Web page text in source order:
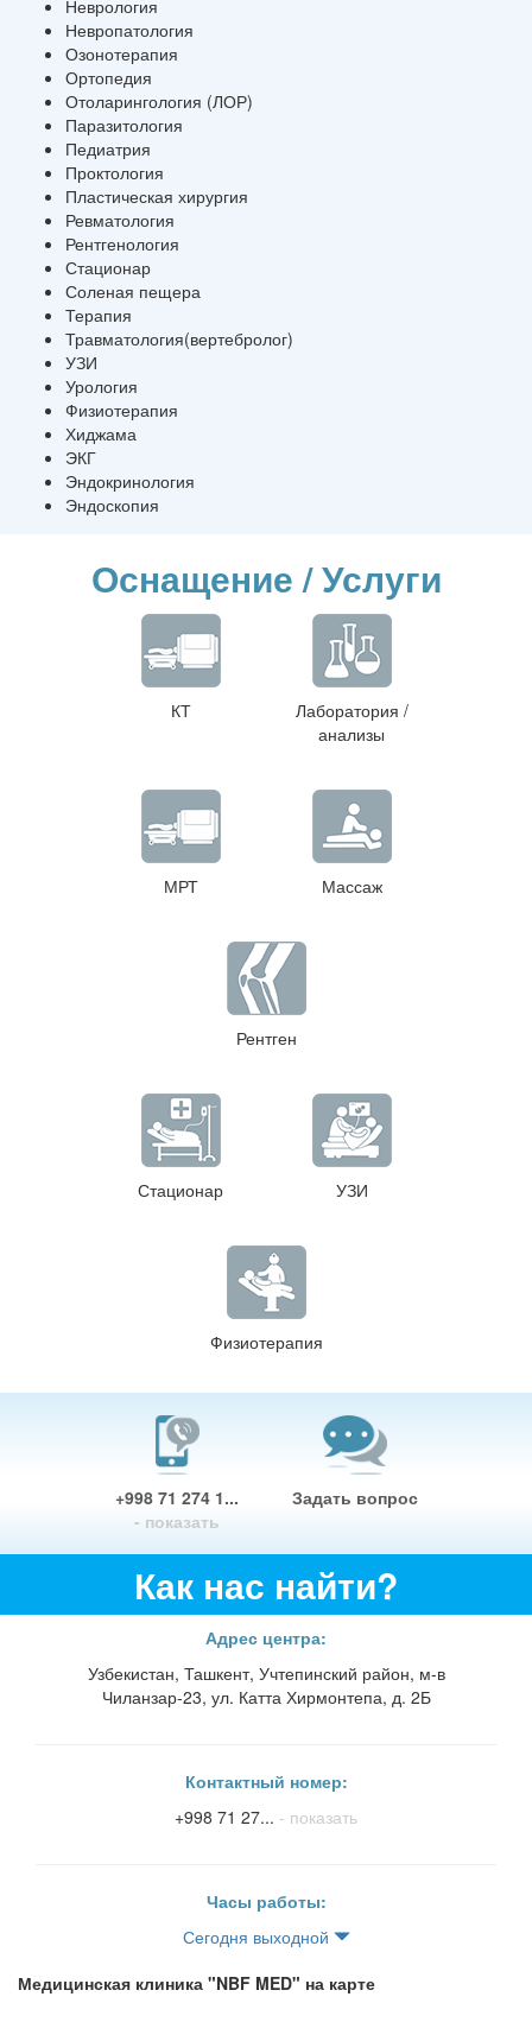
Неврология
Невропатология
Озонотерапия
Ортопедия
Отоларингология (ЛОР)
Паразитология
Педиатрия
Проктология
Пластическая хирургия
Ревматология
Рентгенология
Стационар
Соленая пещера
Терапия
Травматология(вертебролог)
УЗИ
Урология
Физиотерапия
Хиджама
ЭКГ
Эндокринология
Эндоскопия
Оснащение / Услуги
КТ
Лаборатория /
анализы
МРТ Массаж
Рентген
Стационар УЗИ
Физиотерапия
+998 71 274 1...
- показать
Задать вопрос
Как нас найти?
Адрес центра:
Узбекистан, Ташкент, Учтепинский район, м-в
Чиланзар-23, ул. Катта Хирмонтепа, д. 2Б
Контактный номер:
+998 71 27... - показать
Часы работы:
Сегодня выходной
Медицинская клиника "NBF MED" на карте